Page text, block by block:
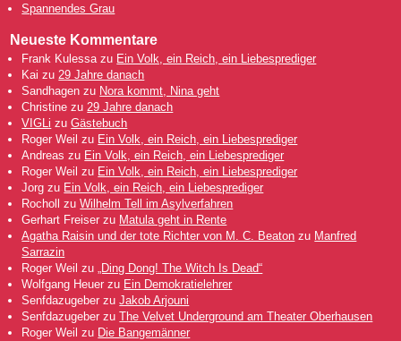
Spannendes Grau
Neueste Kommentare
Frank Kulessazu Ein Volk, ein Reich, ein Liebesprediger
Kai zu29 Jahre danach
Sandhagen zu Nora kommt, Nina geht
Christine zu29 Jahre danach
VIGLi zuGästebuch
Roger Weil zu Ein Volk, ein Reich, ein Liebesprediger
Andreas zu Ein Volk, ein Reich, ein Liebesprediger
Roger Weil zu Ein Volk, ein Reich, ein Liebesprediger
Jorg zu Ein Volk, ein Reich, ein Liebesprediger
Rocholl
zuWilhelm Tell im Asylverfahren
Gerhart Freiser zu Matula geht in Rente
Agatha Raisin und der tote Richter von M. C. Beaton zu Manfred
Sarrazin
Roger Weil zu„Ding Dong! The Witch Is Dead“
Wolfgang Heuer zu Ein Demokratielehrer
Senfdazugeber zuJakob Arjouni
Senfdazugeber zuThe Velvet Underground am Theater Oberhausen
Roger Weil zu Die Bangemänner